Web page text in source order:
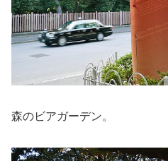
森のビアガーデン。